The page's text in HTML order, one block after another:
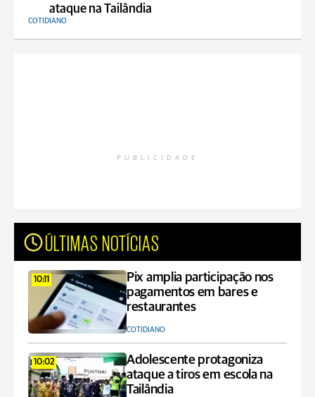
ataque na Tailândia
COTIDIANO
PUBLICIDADE
ÚLTIMAS NOTÍCIAS
10:11
Pix amplia participação nos
pagamentos em bares e
restaurantes
COTIDIANO
10:02
Adolescente protagoniza
ataque a tiros em escola na
Tailândia